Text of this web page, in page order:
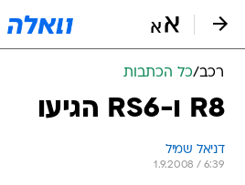
רכב/כל הכתבות
R8 ו-RS6 הגיעו
דניאל שמיל
1.9.2008 / 6:39